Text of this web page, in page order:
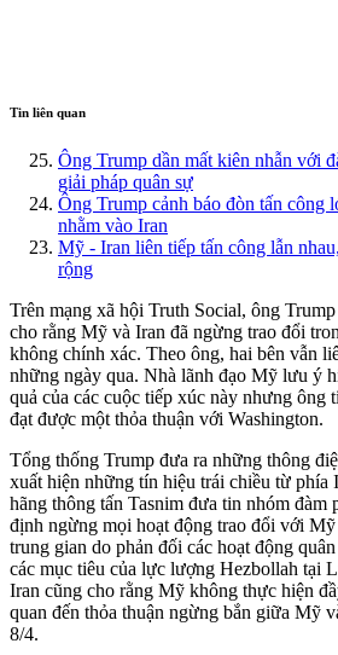
Tin liên quan
Ông Trump dần mất kiên nhẫn với
giải pháp quân sự
Ông Trump cảnh báo đòn tấn công
nhằm vào Iran
Mỹ - Iran liên tiếp tấn công lẫn
rộng
Trên mạng xã hội Truth Social, ông
cho rằng Mỹ và Iran đã ngừng trao đổi
không chính xác. Theo ông, hai bên vẫn
những ngày qua. Nhà lãnh đạo Mỹ lưu ý
quả của các cuộc tiếp xúc này nhưng ông
đạt được một thỏa thuận với Washington.
Tổng thống Trump đưa ra những thông
xuất hiện những tín hiệu trái chiều từ phía
hãng thông tấn Tasnim đưa tin nhóm đàm
định ngừng mọi hoạt động trao đổi với
trung gian do phản đối các hoạt động
các mục tiêu của lực lượng Hezbollah tại
Iran cũng cho rằng Mỹ không thực hiện
quan đến thỏa thuận ngừng bắn giữa Mỹ
8/4.